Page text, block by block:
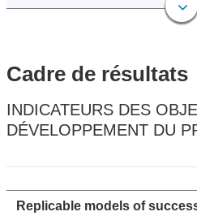
Cadre de résultats
INDICATEURS DES
DÉVELOPPEMENT DU
Replicable models of